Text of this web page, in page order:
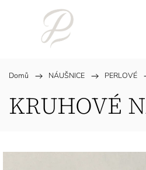
Domů / NÁUŠNICE / PERLOVÉ /
KRUHOVÉ